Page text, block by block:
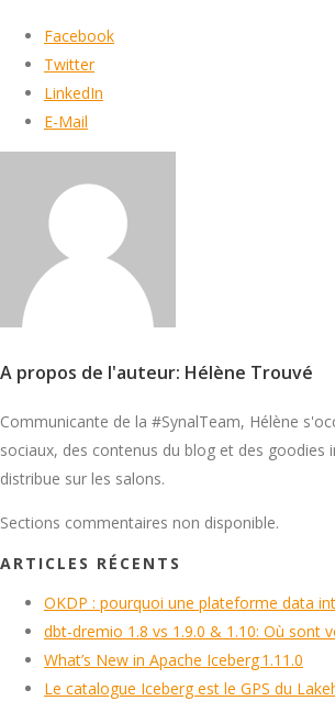
Facebook
Twitter
LinkedIn
E-Mail
A propos de l'auteur: Hélène Trouvé
Communicante de la #SynalTeam, Hélène
sociaux, des contenus du blog et des goodies
distribue sur les salons.
Sections commentaires non disponible.
ARTICLES RÉCENTS
OKDP : pourquoi une plateforme data
dbt-dremio 1.8 vs 1.9.0 & 1.10: Où sont
What’s New in Apache Iceberg 1.11.0
Le catalogue Iceberg est le GPS du